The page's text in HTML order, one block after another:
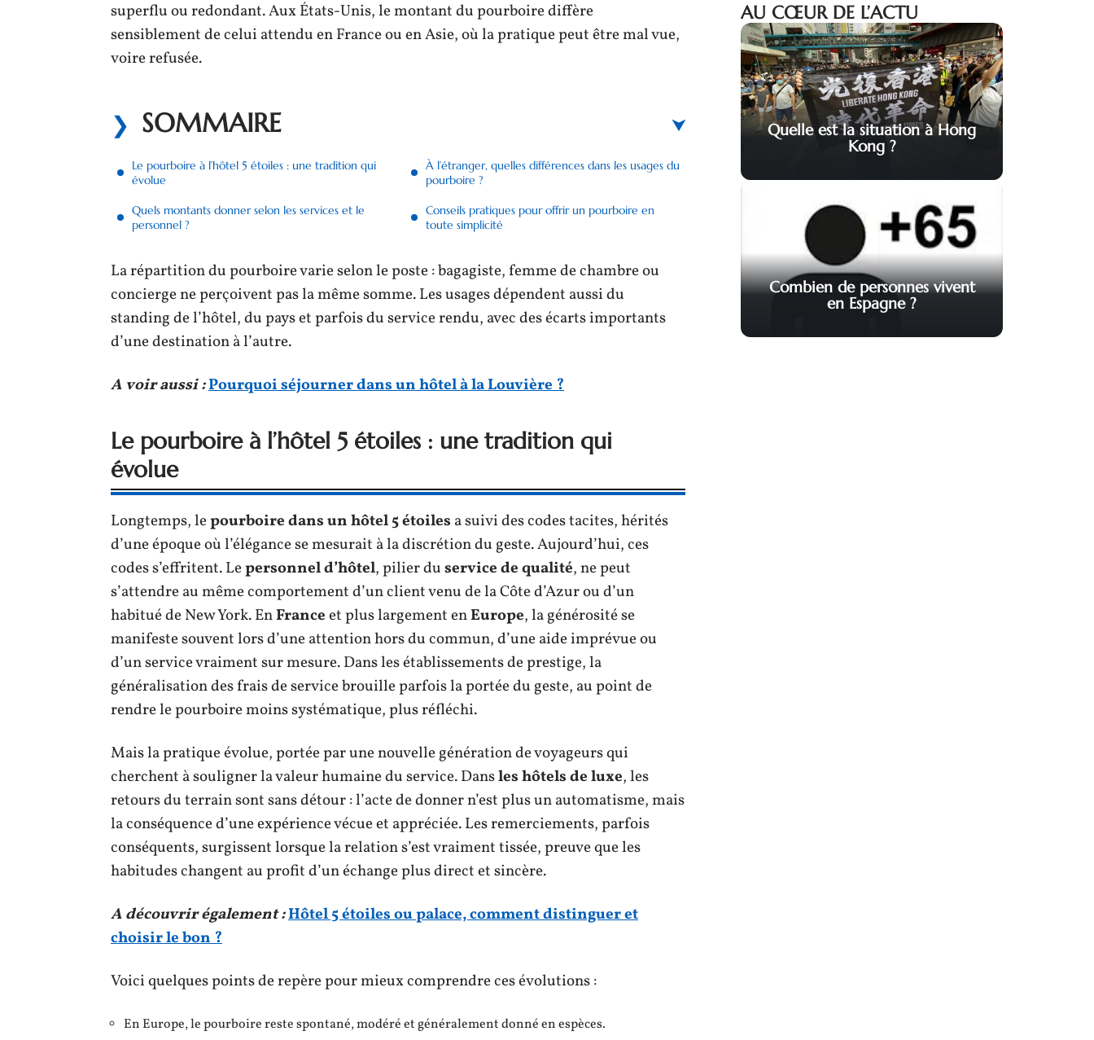
superflu ou redondant. Aux États-Unis, le montant du pourboire diffère
sensiblement de celui attendu en France ou en Asie, où la pratique peut être mal vue,
voire refusée.
SOMMAIRE
Le pourboire à l’hôtel 5 étoiles : une tradition qui
évolue
Quels montants donner selon les services et le
personnel ?
À l’étranger, quelles différences dans les usages du
pourboire ?
Conseils pratiques pour offrir un pourboire en
toute simplicité
La répartition du pourboire varie selon le poste : bagagiste, femme de chambre ou
concierge ne perçoivent pas la même somme. Les usages dépendent aussi du
standing de l’hôtel, du pays et parfois du service rendu, avec des écarts importants
d’une destination à l’autre.
A voir aussi :Pourquoi séjourner dans un hôtel à la Louvière ?
Le pourboire à l’hôtel 5 étoiles : une tradition qui
évolue
Longtemps, lepourboire dans un hôtel 5 étoiles a suivi des codes tacites, hérités
d’une époque où l’élégance se mesurait à la discrétion du geste. Aujourd’hui, ces
codes s’effritent. Lepersonnel d’hôtel, pilier duservice de qualité, ne peut
s’attendre au même comportement d’un client venu de la Côte d’Azur ou d’un
habitué de New York. EnFranceet plus largement enEurope, la générosité se
manifeste souvent lors d’une attention hors du commun, d’une aide imprévue ou
d’un service vraiment sur mesure. Dans les établissements de prestige, la
généralisation des frais de service brouille parfois la portée du geste, au point de
rendre le pourboire moins systématique, plus réfléchi.
Mais la pratique évolue, portée par une nouvelle génération de voyageurs qui
cherchent à souligner la valeur humaine du service. Dansles hôtels de luxe, les
retours du terrain sont sans détour : l’acte de donner n’est plus un automatisme, mais
la conséquence d’une expérience vécue et appréciée. Les remerciements, parfois
conséquents, surgissent lorsque la relation s’est vraiment tissée, preuve que les
habitudes changent au profit d’un échange plus direct et sincère.
A découvrir également :Hôtel 5 étoiles ou palace, comment distinguer et
choisir le bon ?
Voici quelques points de repère pour mieux comprendre ces évolutions :
En Europe, le pourboire reste spontané, modéré et généralement donné en espèces.
AU CŒUR DE L’ACTU
Quelle est la situation à Hong
Kong ?
Combien de personnes vivent
en Espagne ?